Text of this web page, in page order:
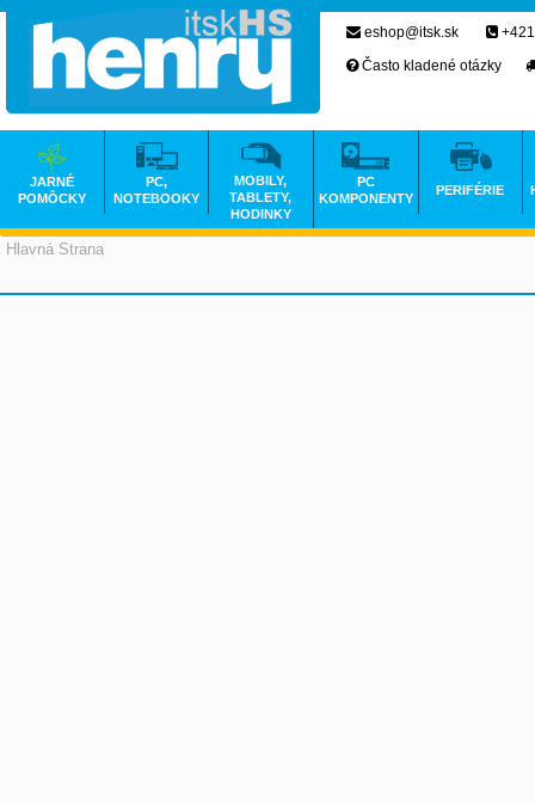
Hlavná Strana
eshop@itsk.sk
Často kladené otázky
JARNÉ
POMÔCKY
PC,
NOTEBOOKY
MOBILY,
TABLETY,
HODINKY
PC
KOMPONENTY
PERIFÉRIE